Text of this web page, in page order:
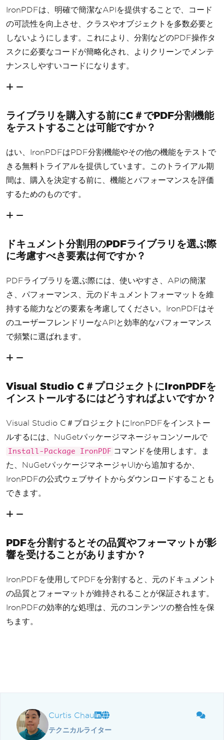
IronPDFは、明確で簡潔なAPIを提供することで、コード
の可読性を向上させ、クラスやオブジェクトを多数必要と
しないようにします。これにより、分割などのPDF操作タ
スクに必要なコードが簡略化され、よりクリーンでメンテ
ナンスしやすいコードになります。
ライブラリを購入する前にC＃でPDF分割機能
をテストすることは可能ですか？
はい、IronPDFはPDF分割機能やその他の機能をテストで
きる無料トライアルを提供しています。このトライアル期
間は、購入を決定する前に、機能とパフォーマンスを評価
するためのものです。
ドキュメント分割用のPDFライブラリを選ぶ際
に考慮すべき要素は何ですか？
PDFライブラリを選ぶ際には、使いやすさ、APIの簡潔
さ、パフォーマンス、元のドキュメントフォーマットを維
持する能力などの要素を考慮してください。IronPDFはそ
のユーザーフレンドリーなAPIと効率的なパフォーマンス
で頻繁に選ばれます。
Visual Studio C＃プロジェクトにIronPDFを
インストールするにはどうすればよいですか？
Visual Studio C＃プロジェクトにIronPDFをインストー
ルするには、NuGetパッケージマネージャコンソールで
Install-Package IronPDF コマンドを使用します。ま
た、NuGetパッケージマネージャUIから追加するか、
IronPDFの公式ウェブサイトからダウンロードすることも
できます。
PDFを分割するとその品質やフォーマットが影
響を受けることがありますか？
IronPDFを使用してPDFを分割すると、元のドキュメント
の品質とフォーマットが維持されることが保証されます。
IronPDFの効率的な処理は、元のコンテンツの整合性を保
ちます。
Curtis Chau
テクニカルライター